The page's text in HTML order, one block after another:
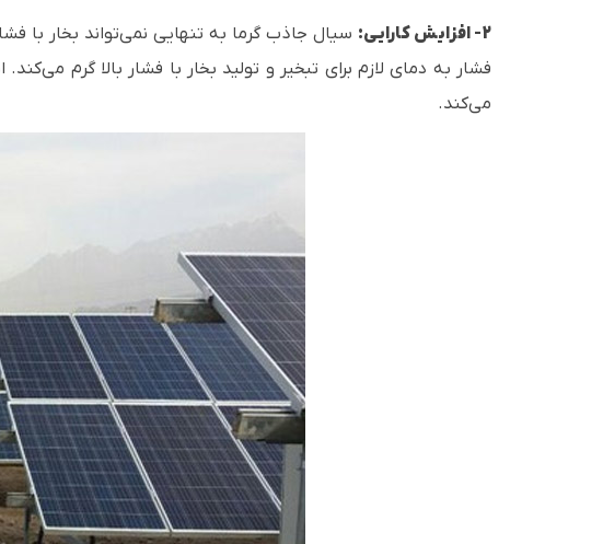
2- افزایش کارایی: سیال جاذب گرما به تنهایی نمی‌تواند بخار با
فشار به دمای لازم برای تبخیر و تولید بخار با فشار بالا گرم
می‌کند.